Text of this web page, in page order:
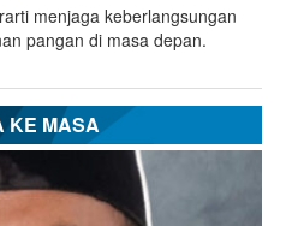
menjaga keberlangsungan
pangan di masa depan.
KE MASA